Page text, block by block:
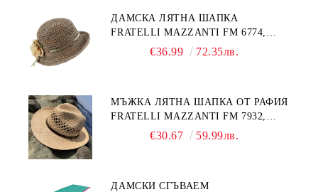
ДАМСКА ЛЯТНА ШАПКА
FRATELLI MAZZANTI FM 6774,
НАТУРАЛЕН/ЖЪЛТО ЦВЕТЕ
€36.99 72.35лв.
МЪЖКА ЛЯТНА ШАПКА ОТ РАФИЯ
FRATELLI MAZZANTI FM 7932,
НАТУРАЛЕН
€30.67 59.99лв.
ДАМСКИ СГЪВАЕМ